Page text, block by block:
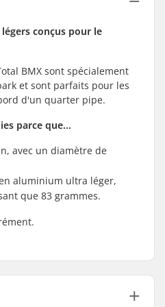
conçus pour le
BMX sont spécialement
et sont parfaits pour les
d'un quarter pipe.
parce que...
avec un diamètre de
aluminium ultra léger,
que 83 grammes.